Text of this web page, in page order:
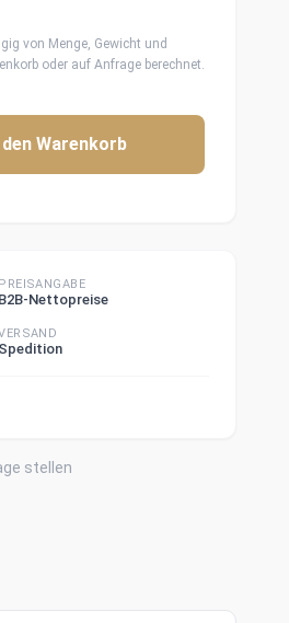
von Menge, Gewicht und
oder auf Anfrage berechnet.
den Warenkorb
PREISANGABE
B2B-Nettopreise
Spedition
stellen